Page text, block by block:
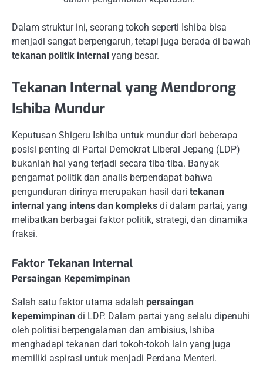
Dalam struktur ini, seorang tokoh seperti Ishiba bisa
menjadi sangat berpengaruh, tetapi juga berada di bawah
tekanan politik internal yang besar.
Tekanan Internal yang Mendorong
Ishiba Mundur
Keputusan Shigeru Ishiba untuk mundur dari beberapa
posisi penting di Partai Demokrat Liberal Jepang (LDP)
bukanlah hal yang terjadi secara tiba-tiba. Banyak
pengamat politik dan analis berpendapat bahwa
pengunduran dirinya merupakan hasil dari tekanan
internal yang intens dan kompleks di dalam partai, yang
melibatkan berbagai faktor politik, strategi, dan dinamika
fraksi.
Faktor Tekanan Internal
Persaingan Kepemimpinan
Salah satu faktor utama adalah persaingan
kepemimpinan di LDP. Dalam partai yang selalu dipenuhi
oleh politisi berpengalaman dan ambisius, Ishiba
menghadapi tekanan dari tokoh-tokoh lain yang juga
memiliki aspirasi untuk menjadi Perdana Menteri.